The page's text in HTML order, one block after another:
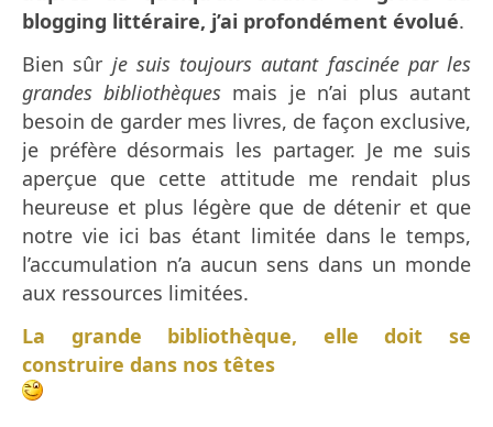
blogging littéraire, j’ai profondément évolué.
Bien sûr je suis toujours autant fascinée par les
grandes bibliothèques mais je n’ai plus autant
besoin de garder mes livres, de façon exclusive,
je préfère désormais les partager. Je me suis
aperçue que cette attitude me rendait plus
heureuse et plus légère que de détenir et que
notre vie ici bas étant limitée dans le temps,
l’accumulation n’a aucun sens dans un monde
aux ressources limitées.
La grande bibliothèque, elle doit se
construire dans nos têtes